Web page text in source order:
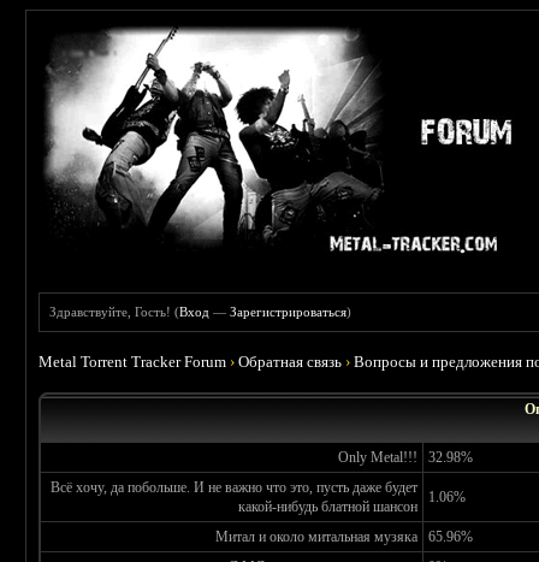
Здравствуйте, Гость! (Вход —Зарегистрироваться)
Metal Torrent Tracker Forum ›Обратная связь ›Вопросы и предложения
Only Metal!!!
32.98%
Всё хочу, да побольше. И не важно что это, пусть даже будет
какой-нибудь блатной шансон
1.06%
Митал и около митальная музяка
65.96%